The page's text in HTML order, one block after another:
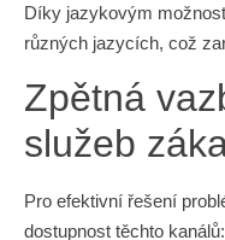
Díky jazykovým
různých jazycích, což
Zpětná
služeb
Pro efektivní řešení
dostupnost těchto